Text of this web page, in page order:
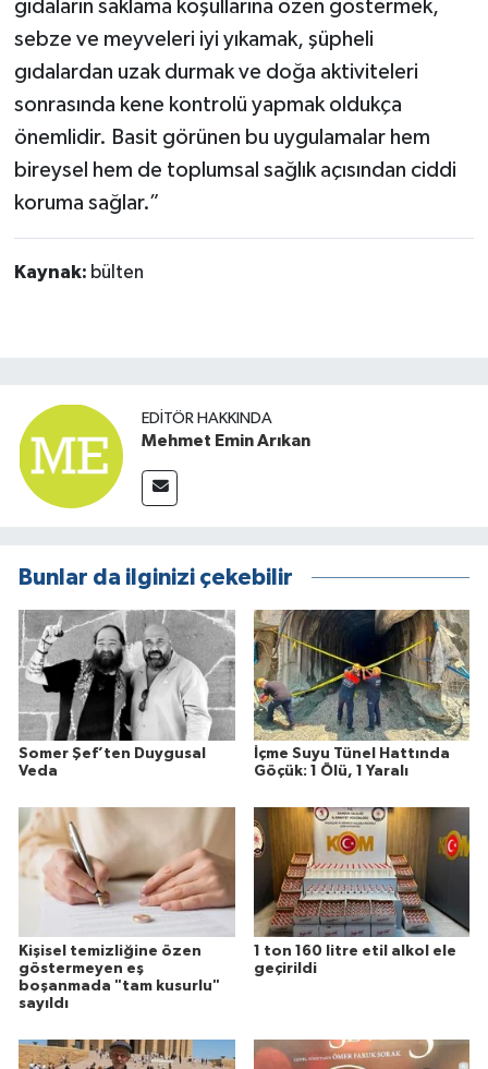
gıdaların saklama koşullarına özen göstermek,
sebze ve meyveleri iyi yıkamak, şüpheli
gıdalardan uzak durmak ve doğa aktiviteleri
sonrasında kene kontrolü yapmak oldukça
önemlidir. Basit görünen bu uygulamalar hem
bireysel hem de toplumsal sağlık açısından ciddi
koruma sağlar.”
Kaynak: bülten
EDITÖR HAKKINDA
Mehmet Emin Arıkan
Bunlar da ilginizi çekebilir
Somer Şef’ten Duygusal
Veda
İçme Suyu Tünel Hattında
Göçük: 1 Ölü, 1 Yaralı
Kişisel temizliğine özen
göstermeyen eş
boşanmada "tam kusurlu"
sayıldı
1 ton 160 litre etil alkol ele
geçirildi